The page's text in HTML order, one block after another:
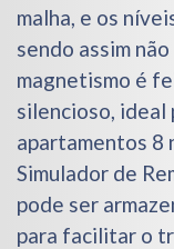
malha, e os
sendo assim
magnetismo é
silencioso, ideal
apartamentos 8
Simulador de
pode ser
para facilitar o